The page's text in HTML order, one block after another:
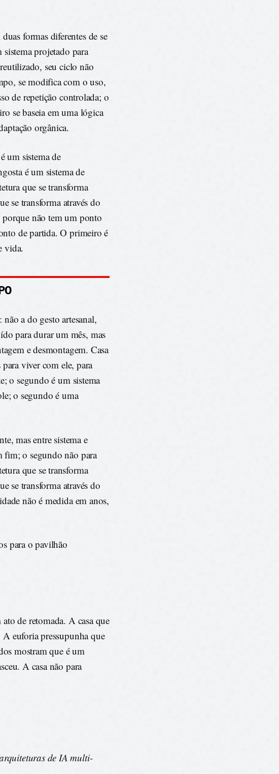
formas diferentes de se
projetado para
seu ciclo não
se modifica com o uso,
de repetição controlada; o
se baseia em uma lógica
orgânica.
um sistema de
é um sistema de
que se transforma
se transforma através do
não tem um ponto
de partida. O primeiro é
vida.
a do gesto artesanal,
para durar um mês, mas
e desmontagem. Casa
viver com ele, para
o segundo é um sistema
o segundo é uma
mas entre sistema e
fim; o segundo não para
que se transforma
se transforma através do
não é medida em anos,
para o pavilhão
de retomada. A casa que
A euforia pressupunha que
mostram que é um
A casa não para
de IA multi-